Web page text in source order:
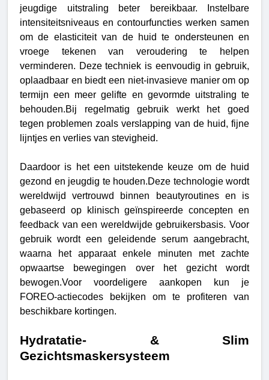
jeugdige uitstraling beter bereikbaar. Instelbare
intensiteitsniveaus en contourfuncties werken samen
om de elasticiteit van de huid te ondersteunen en
vroege tekenen van veroudering te helpen
verminderen. Deze techniek is eenvoudig in gebruik,
oplaadbaar en biedt een niet-invasieve manier om op
termijn een meer gelifte en gevormde uitstraling te
behouden.Bij regelmatig gebruik werkt het goed
tegen problemen zoals verslapping van de huid, fijne
lijntjes en verlies van stevigheid.
Daardoor is het een uitstekende keuze om de huid
gezond en jeugdig te houden.Deze technologie wordt
wereldwijd vertrouwd binnen beautyroutines en is
gebaseerd op klinisch geïnspireerde concepten en
feedback van een wereldwijde gebruikersbasis. Voor
gebruik wordt een geleidende serum aangebracht,
waarna het apparaat enkele minuten met zachte
opwaartse bewegingen over het gezicht wordt
bewogen.Voor voordeligere aankopen kun je
FOREO-actiecodes bekijken om te profiteren van
beschikbare kortingen.
Hydratatie- & Slim
Gezichtsmaskersysteem